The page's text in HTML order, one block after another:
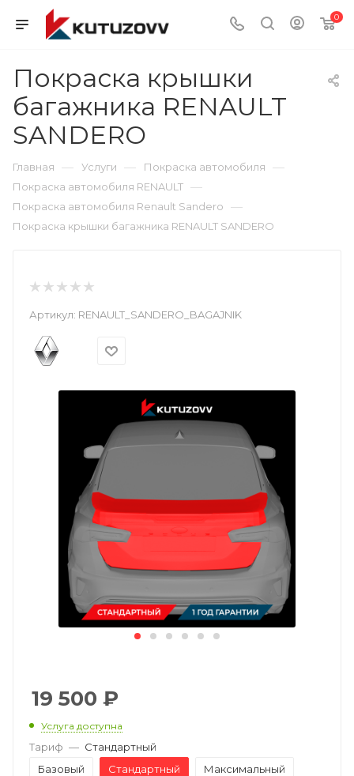
0
Покраска крышки
багажника RENAULT
SANDERO
Главная — Услуги — Покраска автомобиля —
Покраска автомобиля RENAULT —
Покраска автомобиля Renault Sandero —
Покраска крышки багажника RENAULT SANDERO
Артикул: RENAULT_SANDERO_BAGAJNIK
19 500 ₽
Услуга доступна
Тариф — Стандартный
Базовый
Стандартный Максимальный